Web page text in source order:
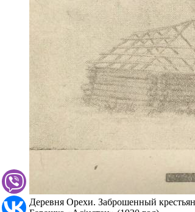
Деревня Орехи. Заброшенный